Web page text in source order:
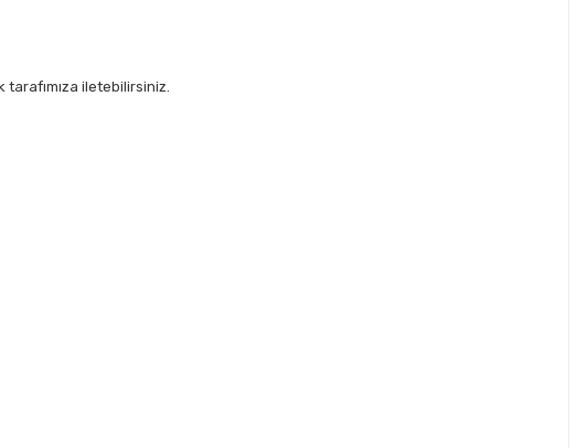
iletebilirsiniz.